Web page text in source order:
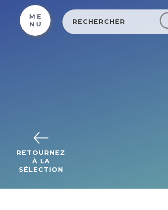
RETOURNEZ
À LA
SÉLECTION
Cookies beheer paneel